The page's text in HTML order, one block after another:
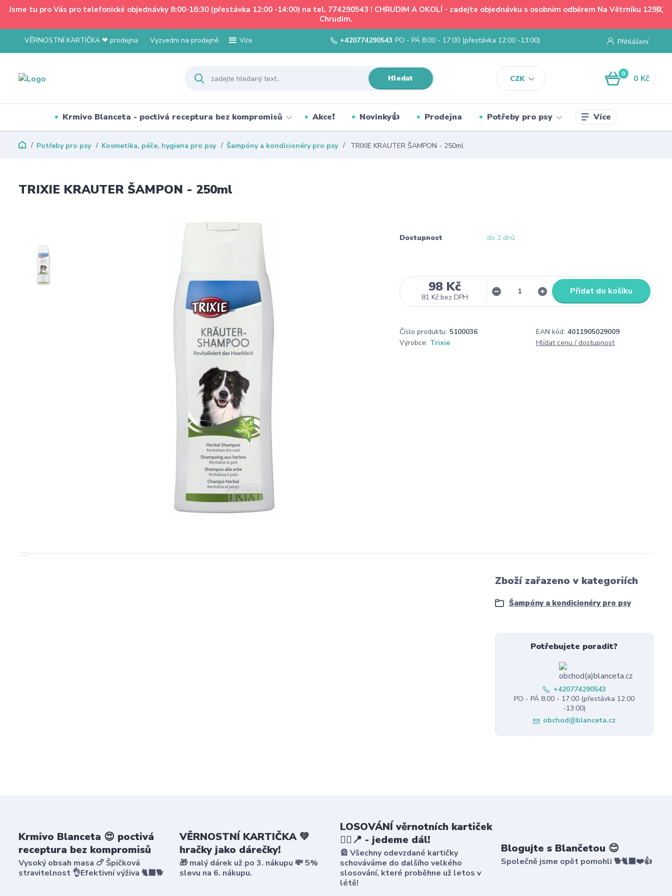
Jsme tu pro Vás pro telefonické objednávky 8:00-16:30 (přestávka 12:00 -14:00) na tel. 774290543 ! CHRUDIM A OKOLÍ - zadejte objednávku s osobním odběrem Na Větrníku 1290,
Chrudim.
VĚRNOSTNÍ KARTIČKA ❤ prodejna Vyzvedni na prodejně Více
CZK
Přihlášení
Hledat
+420774290543 PO - PÁ 8:00 - 17:00 (přestávka 12:00 -13:00)
0 0 Kč
Krmivo Blanceta - poctivá receptura bez kompromisů Akce❗ Novinky👍 Prodejna Potřeby pro psy Více
Potřeby pro psy Kosmetika, péče, hygiena pro psy Šampóny a kondicionéry pro psy TRIXIE KRAUTER ŠAMPON - 250ml
TRIXIE KRAUTER ŠAMPON - 250ml
Dostupnost do 2 dnů
98 Kč
81 Kč bez DPH
Přidat do košíku
Číslo produktu: 5100036 EAN kód: 4011905029009
Výrobce: Trixie Hlídat cenu / dostupnost
Zboží zařazeno v kategoriích
Šampóny a kondicionéry pro psy
Potřebujete poradit?
+420774290543
PO - PÁ 8:00 - 17:00 (přestávka 12:00
-13:00)
obchod@blanceta.cz
Krmivo Blanceta 😍 poctivá
receptura bez kompromisů
Vysoký obsah masa 🍗 Špičková
stravitelnost 👌Efektivní výživa 🐈‍⬛🐕
VĚRNOSTNÍ KARTIČKA 💚
hračky jako dárečky!
🎁 malý dárek už po 3. nákupu 💸 5%
slevu na 6. nákupu.
LOSOVÁNÍ věrnotních kartiček
🤸‍♀️📍 - jedeme dál!
🎡 Všechny odevzdané kartičky
schováváme do dalšího velkého
slosování, které proběhne už letos v
létě!
Blogujte s Blančetou 😊
Společně jsme opět pomohli 🐕🐈‍⬛❤️👍